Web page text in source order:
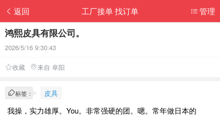
返回 管理
工厂接单 找订单
鸿熙皮具有限公司。
2026/5/16 9:30:43
收藏 来自 阜阳
标签： 皮具
我操，实力雄厚。You。非常强硬的团。嗯。常年做日本的